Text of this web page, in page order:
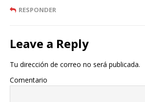
RESPONDER
Leave a Reply
Tu dirección de correo no será publicada.
Comentario